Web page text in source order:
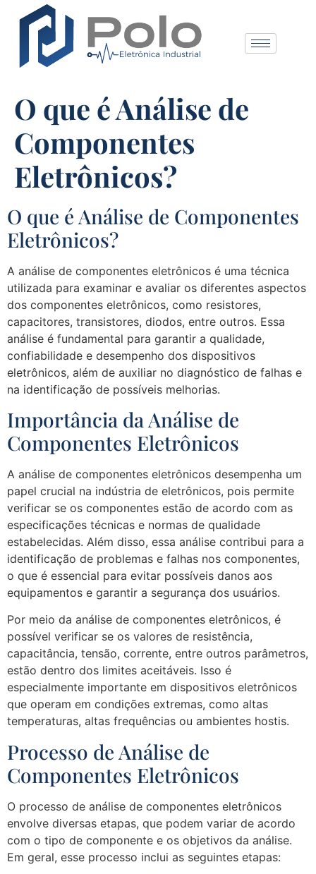
O que é Análise de
Componentes
Eletrônicos?
O que é Análise de Componentes
Eletrônicos?
A análise de componentes eletrônicos é uma técnica
utilizada para examinar e avaliar os diferentes aspectos
dos componentes eletrônicos, como resistores,
capacitores, transistores, diodos, entre outros. Essa
análise é fundamental para garantir a qualidade,
confiabilidade e desempenho dos dispositivos
eletrônicos, além de auxiliar no diagnóstico de falhas e
na identificação de possíveis melhorias.
Importância da Análise de
Componentes Eletrônicos
A análise de componentes eletrônicos desempenha um
papel crucial na indústria de eletrônicos, pois permite
verificar se os componentes estão de acordo com as
especificações técnicas e normas de qualidade
estabelecidas. Além disso, essa análise contribui para a
identificação de problemas e falhas nos componentes,
o que é essencial para evitar possíveis danos aos
equipamentos e garantir a segurança dos usuários.
Por meio da análise de componentes eletrônicos, é
possível verificar se os valores de resistência,
capacitância, tensão, corrente, entre outros parâmetros,
estão dentro dos limites aceitáveis. Isso é
especialmente importante em dispositivos eletrônicos
que operam em condições extremas, como altas
temperaturas, altas frequências ou ambientes hostis.
Processo de Análise de
Componentes Eletrônicos
O processo de análise de componentes eletrônicos
envolve diversas etapas, que podem variar de acordo
com o tipo de componente e os objetivos da análise.
Em geral, esse processo inclui as seguintes etapas: